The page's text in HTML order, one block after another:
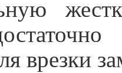
врезки